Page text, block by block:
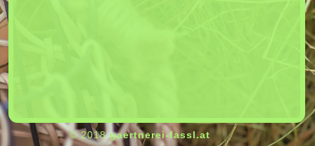
© 2018 gaertnerei-fassl.at